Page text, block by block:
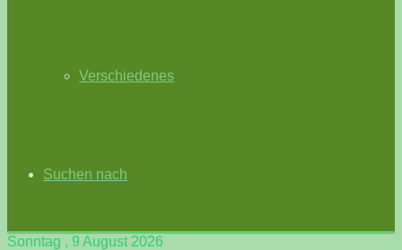
Verschiedenes
Suchen nach
Sonntag , 9 August 2026